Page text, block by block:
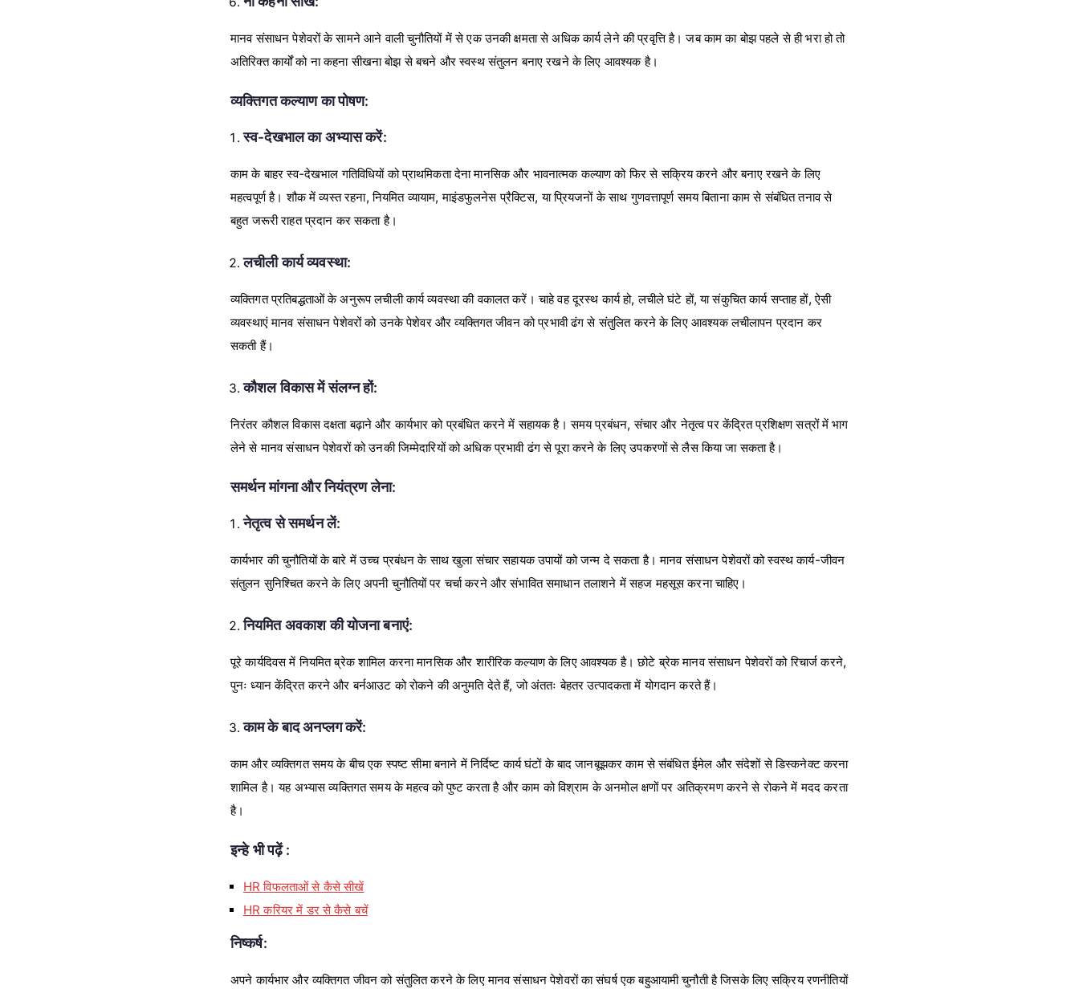
मानव संसाधन पेशेवरों के सामने आने वाली चुनौतियों में से एक उनकी क्षमता से अधिक कार्य लेने की प्रवृत्ति है। जब काम का बोझ पहले से ही भरा हो तो
अतिरिक्त कार्यों को ना कहना सीखना बोझ से बचने और स्वस्थ संतुलन बनाए रखने के लिए आवश्यक है।
व्यक्तिगत कल्याण का पोषण:
स्व-देखभाल का अभ्यास करें:
काम के बाहर स्व-देखभाल गतिविधियों को प्राथमिकता देना मानसिक और भावनात्मक कल्याण को फिर से सक्रिय करने और बनाए रखने के लिए
महत्वपूर्ण है। शौक में व्यस्त रहना, नियमित व्यायाम, माइंडफुलनेस प्रैक्टिस, या प्रियजनों के साथ गुणवत्तापूर्ण समय बिताना काम से संबंधित तनाव से
बहुत जरूरी राहत प्रदान कर सकता है।
लचीली कार्य व्यवस्था:
व्यक्तिगत प्रतिबद्धताओं के अनुरूप लचीली कार्य व्यवस्था की वकालत करें। चाहे वह दूरस्थ कार्य हो, लचीले घंटे हों, या संकुचित कार्य सप्ताह हों, ऐसी
व्यवस्थाएं मानव संसाधन पेशेवरों को उनके पेशेवर और व्यक्तिगत जीवन को प्रभावी ढंग से संतुलित करने के लिए आवश्यक लचीलापन प्रदान कर
सकती हैं।
कौशल विकास में संलग्न हों:
निरंतर कौशल विकास दक्षता बढ़ाने और कार्यभार को प्रबंधित करने में सहायक है। समय प्रबंधन, संचार और नेतृत्व पर केंद्रित प्रशिक्षण सत्रों में भाग
लेने से मानव संसाधन पेशेवरों को उनकी जिम्मेदारियों को अधिक प्रभावी ढंग से पूरा करने के लिए उपकरणों से लैस किया जा सकता है।
समर्थन मांगना और नियंत्रण लेना:
नेतृत्व से समर्थन लें:
कार्यभार की चुनौतियों के बारे में उच्च प्रबंधन के साथ खुला संचार सहायक उपायों को जन्म दे सकता है। मानव संसाधन पेशेवरों को स्वस्थ कार्य-जीवन
संतुलन सुनिश्चित करने के लिए अपनी चुनौतियों पर चर्चा करने और संभावित समाधान तलाशने में सहज महसूस करना चाहिए।
नियमित अवकाश की योजना बनाएं:
पूरे कार्यदिवस में नियमित ब्रेक शामिल करना मानसिक और शारीरिक कल्याण के लिए आवश्यक है। छोटे ब्रेक मानव संसाधन पेशेवरों को रिचार्ज करने,
पुनः ध्यान केंद्रित करने और बर्नआउट को रोकने की अनुमति देते हैं, जो अंततः बेहतर उत्पादकता में योगदान करते हैं।
काम के बाद अनप्लग करें:
काम और व्यक्तिगत समय के बीच एक स्पष्ट सीमा बनाने में निर्दिष्ट कार्य घंटों के बाद जानबूझकर काम से संबंधित ईमेल और संदेशों से डिस्कनेक्ट करना
शामिल है। यह अभ्यास व्यक्तिगत समय के महत्व को पुष्ट करता है और काम को विश्राम के अनमोल क्षणों पर अतिक्रमण करने से रोकने में मदद करता
है।
इन्हे भी पढ़ें :
HR विफलताओं से कैसे सीखें
HR करियर में डर से कैसे बचें
निष्कर्ष:
अपने कार्यभार और व्यक्तिगत जीवन को संतुलित करने के लिए मानव संसाधन पेशेवरों का संघर्ष एक बहुआयामी चुनौती है जिसके लिए सक्रिय रणनीतियों